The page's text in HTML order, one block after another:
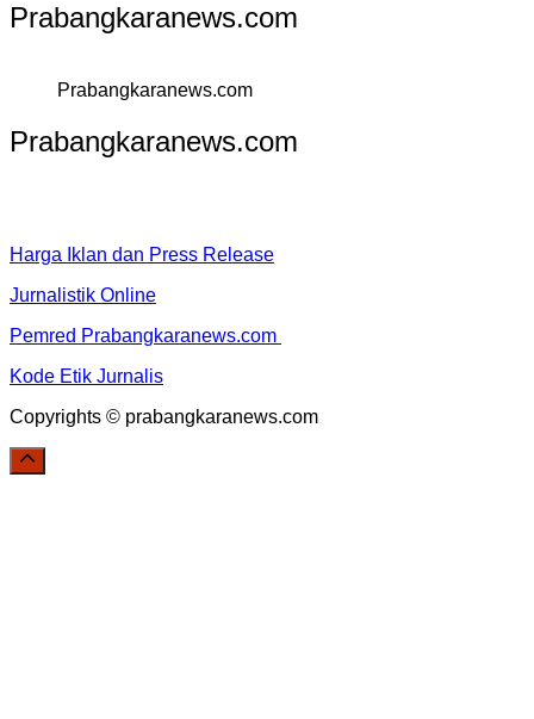
Prabangkaranews.com
Prabangkaranews.com
Prabangkaranews.com
Harga Iklan dan Press Release
Jurnalistik Online
Pemred Prabangkaranews.com
Kode Etik Jurnalis
Copyrights © prabangkaranews.com